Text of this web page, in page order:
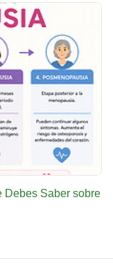
Debes Saber sobre